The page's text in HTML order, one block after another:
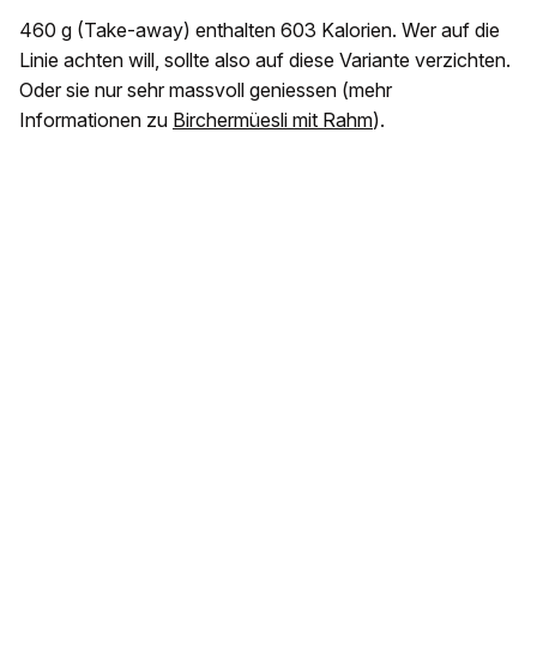
460 g (Take-away) enthalten 603 Kalorien. Wer auf die
Linie achten will, sollte also auf diese Variante verzichten.
Oder sie nur sehr massvoll geniessen (mehr
Informationen zu Birchermüesli mit Rahm).